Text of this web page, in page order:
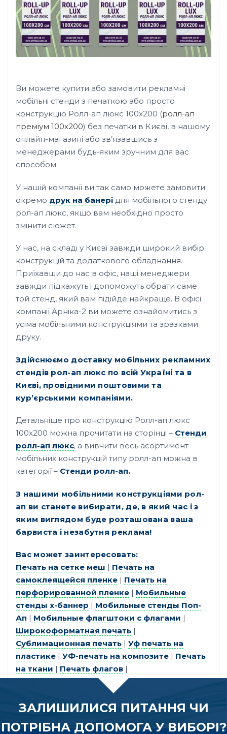
Ви можете купити або замовити рекламні
мобільні стенди з печаткою або просто
конструкцію Ролл-ап люкс 100х200 (ролл-ап
преміум 100х200) без печатки в Києві, в нашому
онлайн-магазині або зв’язавшись з
менеджерами будь-яким зручним для вас
способом.
У нашій компанії ви так само можете замовити
окремо друк на банері для мобільного стенду
рол-ап люкс, якщо вам необхідно просто
змінити сюжет.
У нас, на складі у Києві завжди широкий вибір
конструкцій та додаткового обладнання.
Приїхавши до нас в офіс, наші менеджери
завжди підкажуть і допоможуть обрати саме
той стенд, який вам підійде найкраще. В офісі
компанії Арніка-2 ви можете ознайомитись з
усіма мобільними конструкціями та зразками
друку.
Здійснюємо доставку мобільних рекламних
стендів рол-ап люкс по всій Україні та в
Києві, провідними поштовими та
кур’єрськими компаніями.
Детальніше про конструкцію Ролл-ап люкс
100х200 можна прочитати на сторінці – Стенди
ролл-ап люкс, а вивчити весь асортимент
мобільних конструкцій типу ролл-ап можна в
категорії – Стенди ролл-ап.
З нашими мобільними конструкціями рол-
ап ви станете вибирати, де, в який час і з
яким виглядом буде розташована ваша
барвиста і незабутня реклама!
Вас может заинтересовать:
Печать на сетке меш | Печать на
самоклеящейся пленке | Печать на
перфорированной пленке | Мобильные
стенды х-баннер | Мобильные стенды Поп-
Ап | Мобильные флагштоки с флагами |
Широкоформатная печать |
Сублимационная печать | Уф печать на
пластике | УФ-печать на композите | Печать
на ткани | Печать флагов |
ЗАЛИШИЛИСЯ ПИТАННЯ ЧИ
ПОТРІБНА ДОПОМОГА У ВИБОРІ?